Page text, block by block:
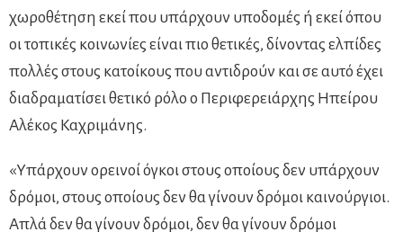
χωροθέτηση εκεί που υπάρχουν υποδομές ή εκεί όπου
οι τοπικές κοινωνίες είναι πιο θετικές, δίνοντας ελπίδες
πολλές στους κατοίκους που αντιδρούν και σε αυτό έχει
διαδραματίσει θετικό ρόλο ο Περιφερειάρχης Ηπείρου
Αλέκος Καχριμάνης.
«Υπάρχουν ορεινοί όγκοι στους οποίους δεν υπάρχουν
δρόμοι, στους οποίους δεν θα γίνουν δρόμοι καινούργιοι.
Απλά δεν θα γίνουν δρόμοι, δεν θα γίνουν δρόμοι